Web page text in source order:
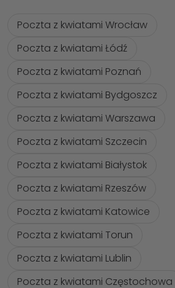
Poczta z kwiatami Wrocław
Poczta z kwiatami Łódź
Poczta z kwiatami Poznań
Poczta z kwiatami Bydgoszcz
Poczta z kwiatami Warszawa
Poczta z kwiatami Szczecin
Poczta z kwiatami Białystok
Poczta z kwiatami Rzeszów
Poczta z kwiatami Katowice
Poczta z kwiatami Torun
Poczta z kwiatami Lublin
Poczta z kwiatami Częstochowa